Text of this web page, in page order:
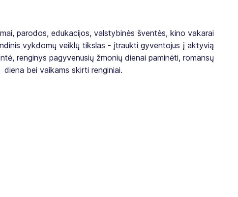
parodos, edukacijos, valstybinės šventės, kino vakarai
vykdomų veiklų tikslas - įtraukti gyventojus į aktyvią
renginys pagyvenusių žmonių dienai paminėti, romansų
bei vaikams skirti renginiai.